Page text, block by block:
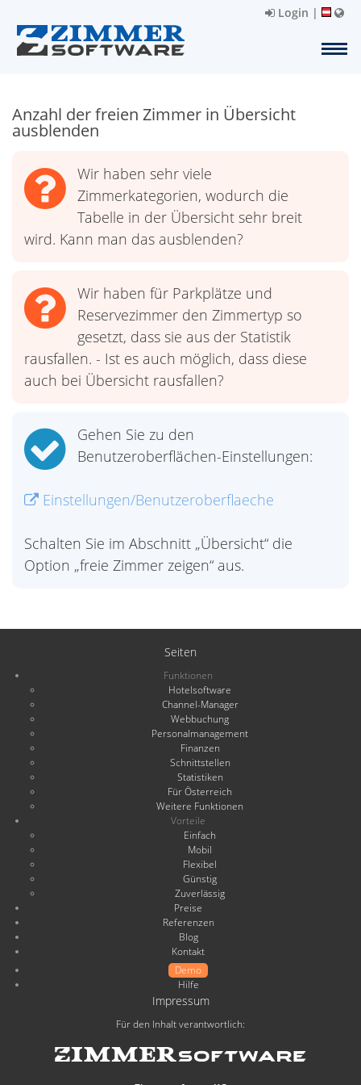
Login |
Anzahl der freien Zimmer in Übersicht
ausblenden
Wir haben sehr viele
Zimmerkategorien, wodurch die
Tabelle in der Übersicht sehr breit
wird. Kann man das ausblenden?
Wir haben für Parkplätze und
Reservezimmer den Zimmertyp so
gesetzt, dass sie aus der Statistik
rausfallen. - Ist es auch möglich, dass diese
auch bei Übersicht rausfallen?
Gehen Sie zu den
Benutzeroberflächen-Einstellungen:
Einstellungen/Benutzeroberflaeche
Schalten Sie im Abschnitt „Übersicht“ die
Option „freie Zimmer zeigen“ aus.
Seiten
Funktionen
Hotelsoftware
Channel-Manager
Webbuchung
Personalmanagement
Finanzen
Schnittstellen
Statistiken
Für Österreich
Weitere Funktionen
Vorteile
Einfach
Mobil
Flexibel
Günstig
Zuverlässig
Preise
Referenzen
Blog
Kontakt
Demo
Hilfe
Impressum
Für den Inhalt verantwortlich: